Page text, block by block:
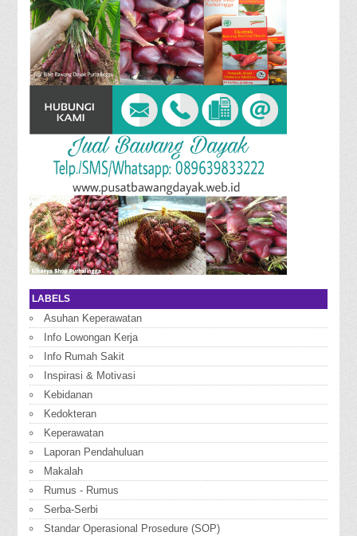
LABELS
Asuhan Keperawatan
Info Lowongan Kerja
Info Rumah Sakit
Inspirasi & Motivasi
Kebidanan
Kedokteran
Keperawatan
Laporan Pendahuluan
Makalah
Rumus - Rumus
Serba-Serbi
Standar Operasional Prosedure (SOP)